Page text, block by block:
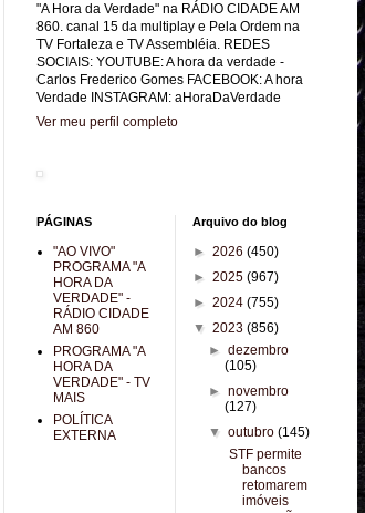
"A Hora da Verdade" na RÁDIO CIDADE AM
860. canal 15 da multiplay e Pela Ordem na
TV Fortaleza e TV Assembléia. REDES
SOCIAIS: YOUTUBE: A hora da verdade -
Carlos Frederico Gomes FACEBOOK: A hora
Verdade INSTAGRAM: aHoraDaVerdade
Ver meu perfil completo
PÁGINAS
"AO VIVO"
PROGRAMA "A
HORA DA
VERDADE" -
RÁDIO CIDADE
AM 860
PROGRAMA "A
HORA DA
VERDADE" - TV
MAIS
POLÍTICA
EXTERNA
Arquivo do blog
► 2026 (450)
► 2025 (967)
► 2024 (755)
▼ 2023 (856)
►dezembro
(105)
►novembro
(127)
▼outubro(145)
STF permite
bancos
retomarem
imóveis